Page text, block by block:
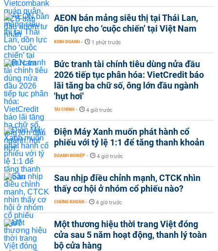
AEON bán mảng siêu thị tại Thái Lan,
dồn lực cho ‘cuộc chiến’ tại Việt Nam
KINH DOANH - 1 phút trước
Bức tranh tài chính tiêu dùng nửa đầu
2026 tiếp tục phân hóa: VietCredit báo
lãi tăng ba chữ số, ông lớn đầu ngành
'hụt hơi'
TÀI CHÍNH - 4 giờ trước
Điện Máy Xanh muốn phát hành cổ
phiếu với tỷ lệ 1:1 để tăng thanh khoản
DOANH NGHIỆP - 4 giờ trước
Sau nhịp điều chỉnh mạnh, CTCK nhìn
thấy cơ hội ở nhóm cổ phiếu nào?
CHỨNG KHOÁN - 4 giờ trước
Một thương hiệu thời trang Việt đóng
cửa sau 5 năm hoạt động, thanh lý toàn
bộ cửa hàng